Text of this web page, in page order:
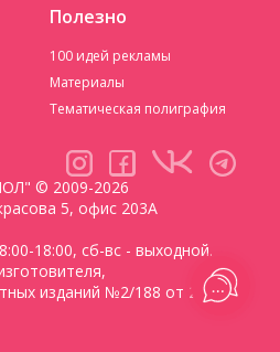
Полезно
100 идей рекламы
Материалы
Тематическая полиграфия
© 2009-2026
5, офис 203А
18:00, сб-вс - выходной.
изданий №2/188 от 22